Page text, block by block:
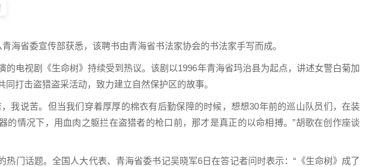
海省委宣传部获悉，该聘书由青海省书法家协会的书法家手写而成。
的电视剧《生命树》持续受到热议。该剧以1996年青海省玛治县为起点，讲述女警白菊加
同打击盗猎盗采活动，致力建立自然保护区的故事。
我说苦。但当我们穿着厚厚的棉衣有后勤保障的时候，想想30年前的巡山队员们，在装
的情况下，用血肉之躯拦在盗猎者的枪口前，那才是真正的以命相搏。”胡歌在创作座谈
热门话题。全国人大代表、青海省委书记吴晓军6日在答记者问时表示：“《生命树》成了